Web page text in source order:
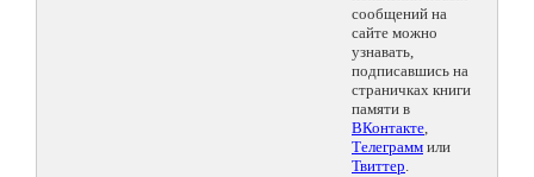
сообщений на
сайте можно
узнавать,
подписавшись на
страничках книги
памяти в
ВКонтакте,
Телеграмм или
Твиттер.